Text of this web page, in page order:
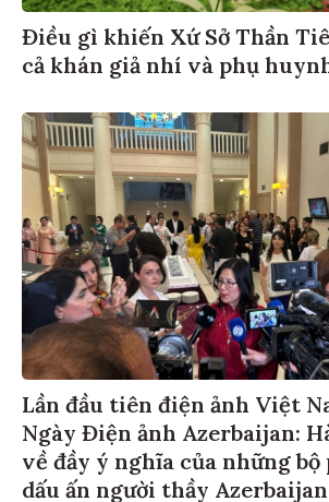
Điều gì khiến Xứ Sở Thần
cả khán giả nhí và phụ
Lần đầu tiên điện ảnh Việt
Ngày Điện ảnh Azerbaijan:
về đầy ý nghĩa của những
dấu ấn người thầy Azerbaijan